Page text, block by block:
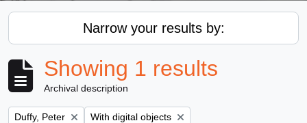
Narrow your results by:
Showing 1 results
Archival description
Remove filter:
Duffy, Peter Remove filter:
With digital objects